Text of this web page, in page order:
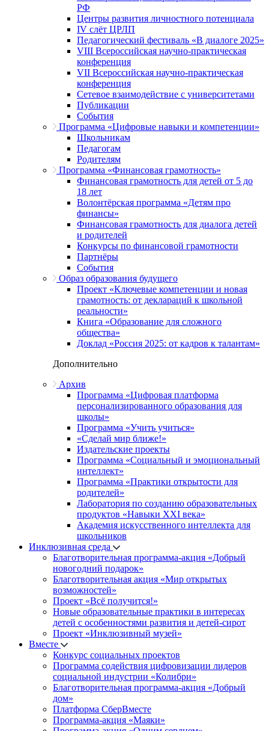
РФ
Центры развития личностного потенциала
IV слёт ЦРЛП
Педагогический фестиваль «В диалоге 2025»
VIII Всероссийская научно-практическая
конференция
VII Всероссийская научно-практическая
конференция
Сетевое взаимодействие с университетами
Публикации
События
Программа «Цифровые навыки и компетенции»
Школьникам
Педагогам
Родителям
Программа «Финансовая грамотность»
Финансовая грамотность для детей от 5 до
18 лет
Волонтёрская программа «Детям про
финансы»
Финансовая грамотность для диалога детей
и родителей
Конкурсы по финансовой грамотности
Партнёры
События
Образ образования будущего
Проект «Ключевые компетенции и новая
грамотность: от деклараций к школьной
реальности»
Книга «Образование для сложного
общества»
Доклад «Россия 2025: от кадров к талантам»
Дополнительно
Архив
Программа «Цифровая платформа
персонализированного образования для
школы»
Программа «Учить учиться»
«Сделай мир ближе!»
Издательские проекты
Программа «Социальный и эмоциональный
интеллект»
Программа «Практики открытости для
родителей»
Лаборатория по созданию образовательных
продуктов «Навыки XXI века»
Академия искусственного интеллекта для
школьников
Инклюзивная среда
Благотворительная программа-акция «Добрый
новогодний подарок»
Благотворительная акция «Мир открытых
возможностей»
Проект «Всё получится!»
Новые образовательные практики в интересах
детей с особенностями развития и детей-сирот
Проект «Инклюзивный музей»
Вместе
Конкурс социальных проектов
Программа содействия цифровизации лидеров
социальной индустрии «Колибри»
Благотворительная программа-акция «Добрый
дом»
Платформа СберВместе
Программа-акция «Маяки»